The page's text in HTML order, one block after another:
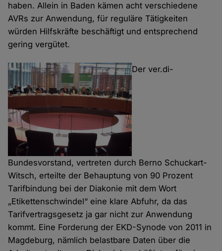
haben. Allein in Baden kämen acht verschiedene
AVRs zur Anwendung, für reguläre Tätigkeiten
würden Hilfskräfte beschäftigt und entsprechend
gering vergütet.
Der ver.di-
Bundesvorstand, vertreten durch Berno Schuckart-
Witsch, erteilte der Behauptung von 90 Prozent
Tarifbindung bei der Diakonie mit dem Wort
„Etikettenschwindel“ eine klare Abfuhr, da das
Tarifvertragsgesetz ja gar nicht zur Anwendung
kommt. Eine Forderung der EKD-Synode von 2011 in
Magdeburg, nämlich belastbare Daten über die